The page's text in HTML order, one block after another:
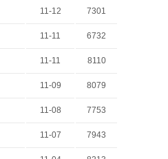
11-12 7301
11-11 6732
11-11 8110
11-09 8079
11-08 7753
11-07 7943